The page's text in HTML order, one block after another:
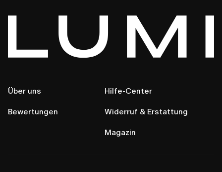
Über uns
Bewertungen
Hilfe-Center
Widerruf & Erstattung
Magazin